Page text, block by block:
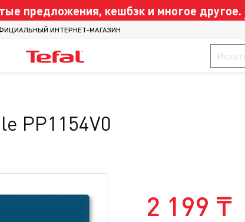
предложения, кешбэк и многое другое.
ИНТЕРНЕТ-МАГАЗИН
2 199 ₸
PP1154V0